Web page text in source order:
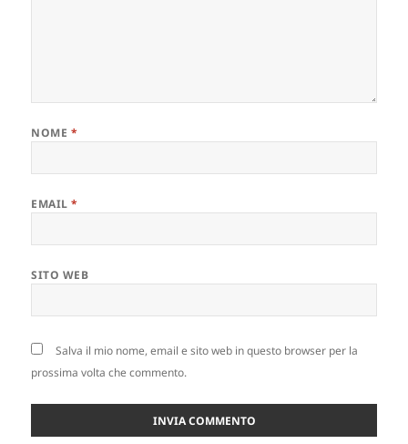
NOME *
EMAIL*
SITO WEB
Salva il mio nome, email e sito web in questo browser per la
prossima volta che commento.